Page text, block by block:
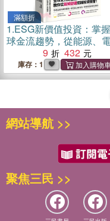
滿額折
1.ESG新價值投資：掌
球金流趨勢，從能源、
到電動車，散戶穩健獲利
投資機會
9 432
庫存：1
網站導航 >>
聚焦三民 >>